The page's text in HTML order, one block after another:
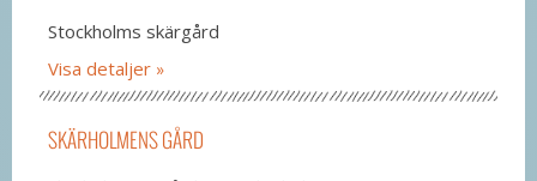
Stockholms skärgård
Visa detaljer
SKÄRHOLMENS GÅRD